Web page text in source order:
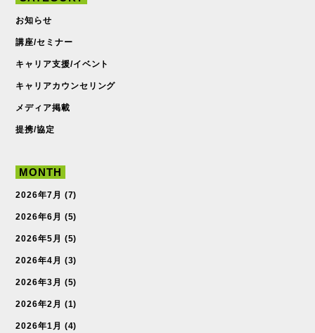
お知らせ
講座/セミナー
キャリア支援/イベント
キャリアカウンセリング
メディア掲載
提携/協定
MONTH
2026年7月 (7)
2026年6月 (5)
2026年5月 (5)
2026年4月 (3)
2026年3月 (5)
2026年2月 (1)
2026年1月 (4)